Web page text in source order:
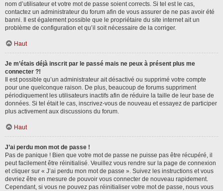
nom d’utilisateur et votre mot de passe soient corrects. Si tel est le cas,
contactez un administrateur du forum afin de vous assurer de ne pas avoir été
banni. Il est également possible que le propriétaire du site internet ait un
problème de configuration et qu’il soit nécessaire de la corriger.
Haut
Je m’étais déjà inscrit par le passé mais ne peux à présent plus me
connecter ?!
Il est possible qu’un administrateur ait désactivé ou supprimé votre compte
pour une quelconque raison. De plus, beaucoup de forums suppriment
périodiquement les utilisateurs inactifs afin de réduire la taille de leur base de
données. Si tel était le cas, inscrivez-vous de nouveau et essayez de participer
plus activement aux discussions du forum.
Haut
J’ai perdu mon mot de passe !
Pas de panique ! Bien que votre mot de passe ne puisse pas être récupéré, il
peut facilement être réinitialisé. Veuillez vous rendre sur la page de connexion
et cliquer sur « J’ai perdu mon mot de passe ». Suivez les instructions et vous
devriez être en mesure de pouvoir vous connecter de nouveau rapidement.
Cependant, si vous ne pouvez pas réinitialiser votre mot de passe, nous vous